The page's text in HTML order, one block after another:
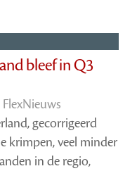
bleef in Q3
gecorrigeerd
krimpen, veel minder
in de regio,